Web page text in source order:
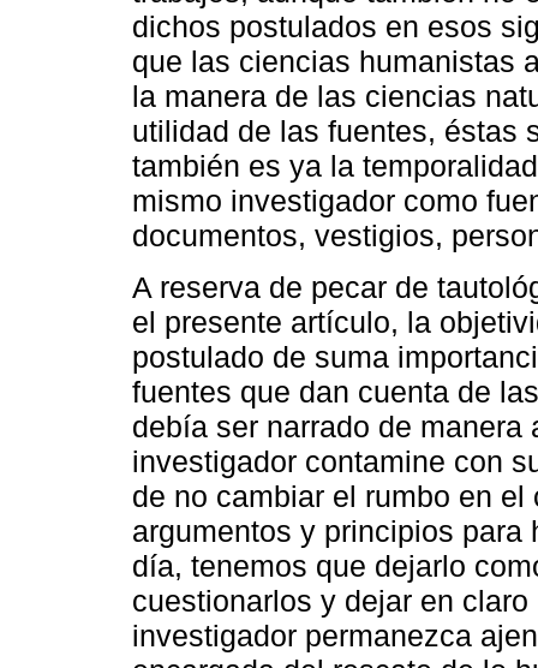
dichos postulados en esos
que las ciencias humanistas
la manera de las ciencias
utilidad de las fuentes, éstas
también es ya la
mismo investigador como
documentos, vestigios,
A reserva de pecar de
el presente artículo, la
postulado de suma
fuentes que dan cuenta de
debía ser narrado de
investigador contamine con
de no cambiar el rumbo en
argumentos y principios
día, tenemos que dejarlo
cuestionarlos y dejar en
investigador permanezca